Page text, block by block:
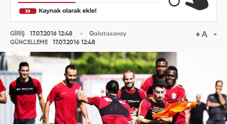
GİRİŞ
17.07.2016 12:48
GÜNCELLEME
17.07.2016 12:48
Galatasaray